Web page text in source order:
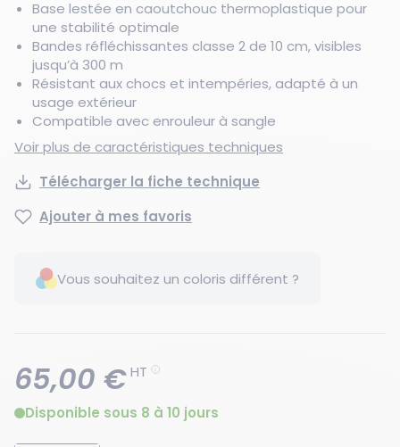
Base lestée en caoutchouc thermoplastique pour
une stabilité optimale
Bandes réfléchissantes classe 2 de 10 cm, visibles
jusqu’à 300 m
Résistant aux chocs et intempéries, adapté à un
usage extérieur
Compatible avec enrouleur à sangle
Voir plus de caractéristiques techniques
Télécharger la fiche technique
Ajouter à mes favoris
Vous souhaitez un coloris différent ?
65,00 €HT
Disponible sous 8 à 10 jours